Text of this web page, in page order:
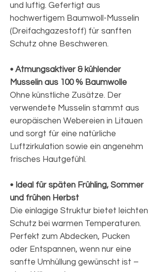
und luftig. Gefertigt aus
hochwertigem Baumwoll-Musselin
(Dreifachgazestoff) für sanften
Schutz ohne Beschweren.
• Atmungsaktiver & kühlender
Musselin aus 100 % Baumwolle
Ohne künstliche Zusätze. Der
verwendete Musselin stammt aus
europäischen Webereien in Litauen
und sorgt für eine natürliche
Luftzirkulation sowie ein angenehm
frisches Hautgefühl.
• Ideal für späten Frühling, Sommer
und frühen Herbst
Die einlagige Struktur bietet leichten
Schutz bei warmen Temperaturen.
Perfekt zum Abdecken, Pucken
oder Entspannen, wenn nur eine
sanfte Umhüllung gewünscht ist –